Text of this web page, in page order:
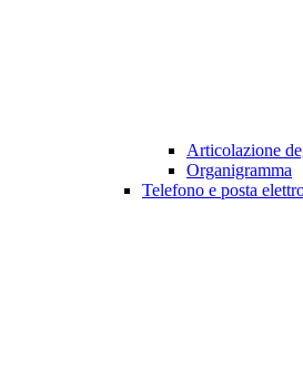
Articolazione
Organigramma
Telefono e posta